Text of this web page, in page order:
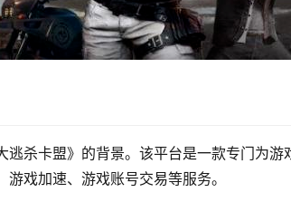
逃杀卡盟》的背景。该平台是一款专门为
戏加速、游戏账号交易等服务。